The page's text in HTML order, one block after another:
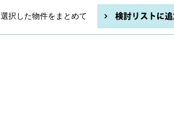
選択した物件をまとめて